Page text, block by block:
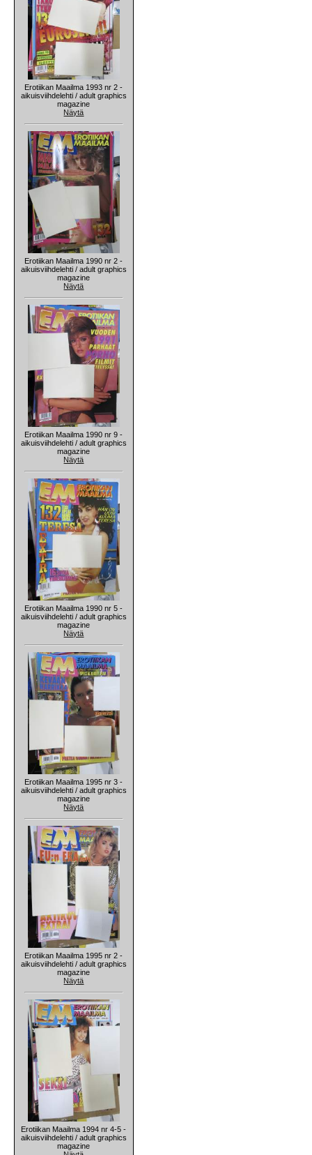
Erotiikan Maailma 1993 nr 2 -
aikuisviihdelehti / adult graphics
magazine
Näytä
Erotiikan Maailma 1990 nr 2 -
aikuisviihdelehti / adult graphics
magazine
Näytä
Erotiikan Maailma 1990 nr 9 -
aikuisviihdelehti / adult graphics
magazine
Näytä
Erotiikan Maailma 1990 nr 5 -
aikuisviihdelehti / adult graphics
magazine
Näytä
Erotiikan Maailma 1995 nr 3 -
aikuisviihdelehti / adult graphics
magazine
Näytä
Erotiikan Maailma 1995 nr 2 -
aikuisviihdelehti / adult graphics
magazine
Näytä
Erotiikan Maailma 1994 nr 4-5 -
aikuisviihdelehti / adult graphics
magazine